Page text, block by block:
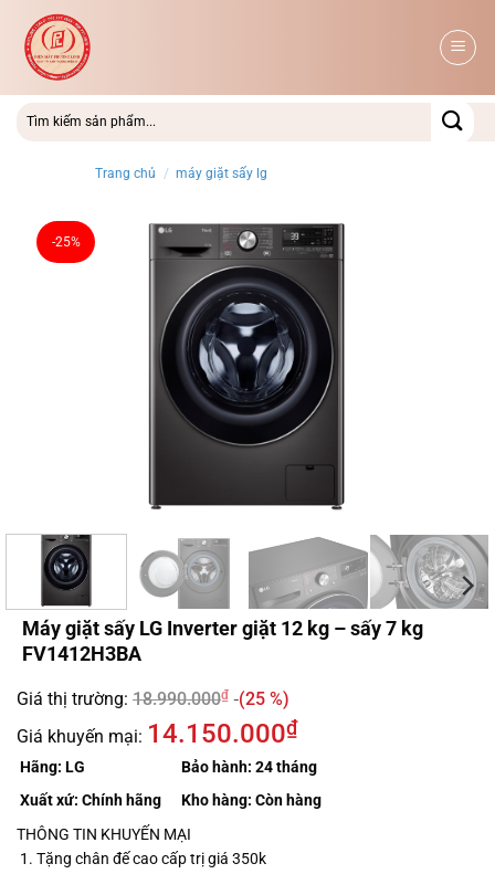
qua
dung
Trang chủ / máy giặt sấy lg
-25%
Máy giặt sấy LG Inverter giặt 12 kg – sấy 7 kg
FV1412H3BA
Giá thị trường: 18.990.000₫
(25 %)
Giá khuyến mại: 14.150.000₫
Hãng: LG
Xuất xứ: Chính hãng
Bảo hành: 24 tháng
Kho hàng: Còn hàng
THÔNG TIN KHUYẾN MẠI
Tặng chân đế cao cấp trị giá 350k